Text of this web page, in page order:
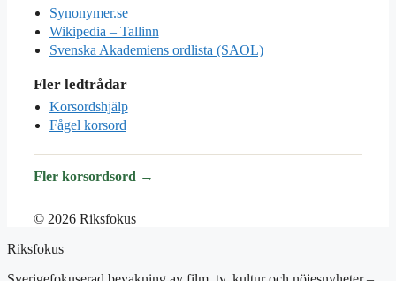
Synonymer.se
Wikipedia – Tallinn
Svenska Akademiens ordlista (SAOL)
Fler ledtrådar
Korsordshjälp
Fågel korsord
Fler korsordsord →
© 2026 Riksfokus
Riksfokus